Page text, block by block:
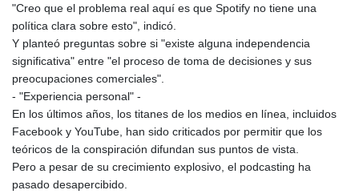
PHP 70.28003
PKR 320.93685
PLN 4.299776
PYG 6873.88175
RSD 117.323733
RUB 95.127146
RWF 1699.865164
SAR 4.370505
"Creo que el problema real aquí es que Spotify no tiene una
política clara sobre esto", indicó.
Y planteó preguntas sobre si "existe alguna independencia
significativa" entre "el proceso de toma de decisiones y sus
preocupaciones comerciales".
- "Experiencia personal" -
En los últimos años, los titanes de los medios en línea, incluidos
Facebook y YouTube, han sido criticados por permitir que los
teóricos de la conspiración difundan sus puntos de vista.
Pero a pesar de su crecimiento explosivo, el podcasting ha
pasado desapercibido.